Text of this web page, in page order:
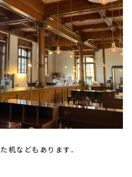
机などもあります．